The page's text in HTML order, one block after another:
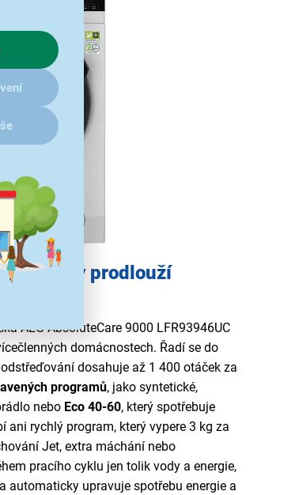
který prodlouží
AEG AbsoluteCare 9000 LFR93946UC
domácnostech. Řadí se do
dosahuje až 1 400 otáček za
programů, jako syntetické,
nebo Eco 40-60, který spotřebuje
ani rychlý program, který vypere 3 kg za
Jet, extra máchání nebo
pracího cyklu jen tolik vody a energie,
automaticky upravuje spotřebu energie a